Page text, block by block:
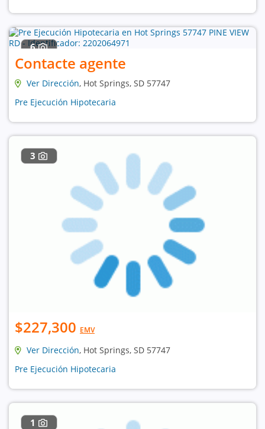
6
Contacte agente
Ver Dirección, Hot Springs, SD 57747
Pre Ejecución Hipotecaria
3
$227,300 EMV
Ver Dirección, Hot Springs, SD 57747
Pre Ejecución Hipotecaria
1